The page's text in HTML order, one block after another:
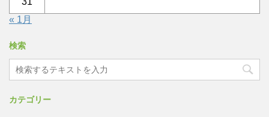
« 1月
検索
カテゴリー